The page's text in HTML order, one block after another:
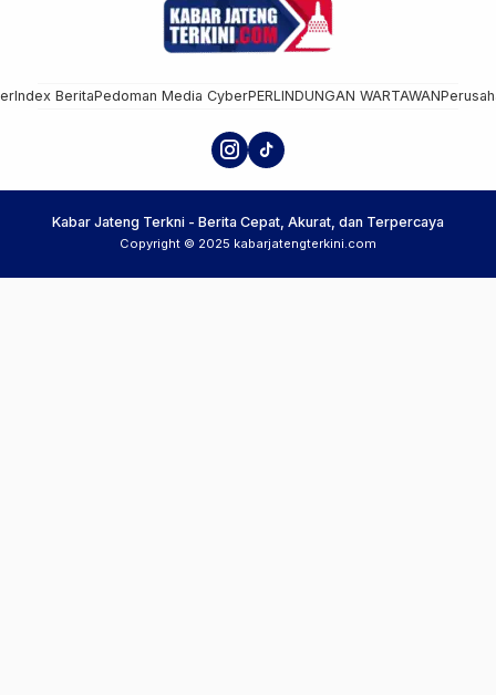
Index BeritaPedoman Media CyberPERLINDUNGAN WARTAWAN
Kabar Jateng Terkni - Berita Cepat, Akurat, dan Terpercaya
Copyright © 2025 kabarjatengterkini.com